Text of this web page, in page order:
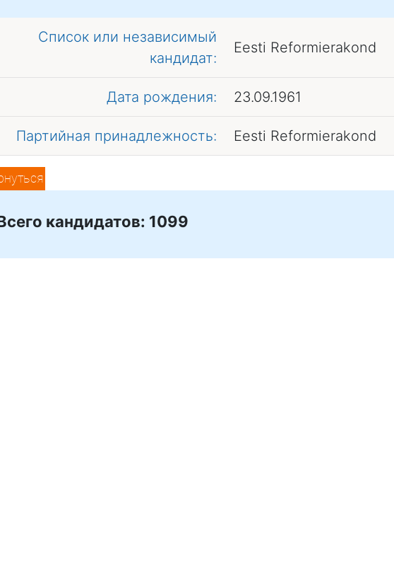
Список или независимый
кандидат:
Eesti Reformierakond
Дата рождения: 23.09.1961
Партийная принадлежность: Eesti Reformierakond
кандидатов: 1099